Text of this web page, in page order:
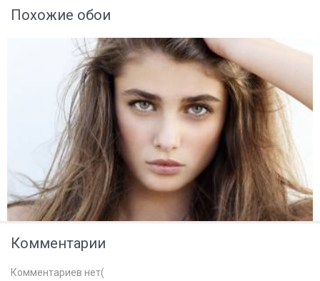
Похожие обои
Комментарии
Комментариев нет(